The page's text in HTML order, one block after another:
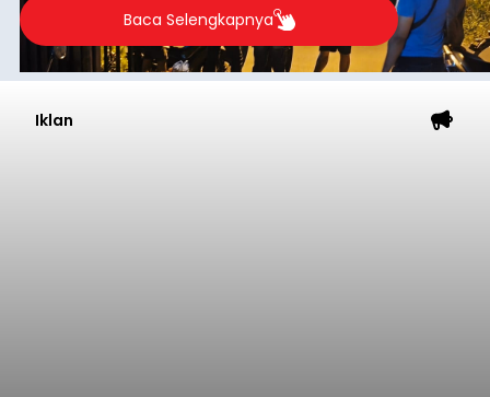
Baca Selengkapnya
Iklan